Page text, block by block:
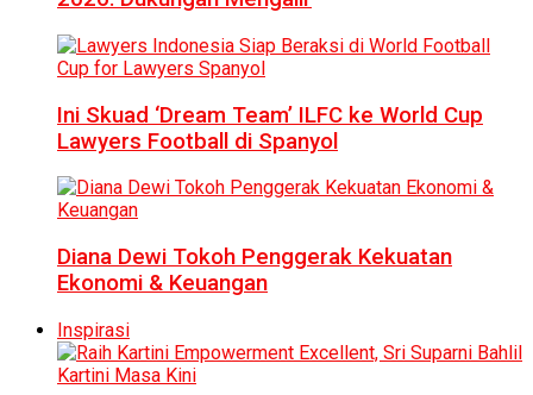
Ini Skuad ‘Dream Team’ ILFC ke World Cup
Lawyers Football di Spanyol
Diana Dewi Tokoh Penggerak Kekuatan
Ekonomi & Keuangan
Inspirasi